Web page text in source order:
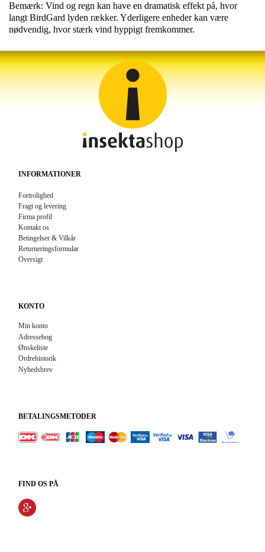
Bemærk: Vind og regn kan have en dramatisk effekt på, hvor
langt BirdGard lyden rækker. Yderligere enheder kan være
nødvendig, hvor stærk vind hyppigt fremkommer.
INFORMATIONER
Fortrolighed
Fragt og levering
Firma profil
Kontakt os
Betingelser & Vilkår
Returneringsformular
Oversigt
KONTO
Min konto
Adressebog
Ønskeliste
Ordrehistorik
Nyhedsbrev
BETALINGSMETODER
FIND OS PÅ